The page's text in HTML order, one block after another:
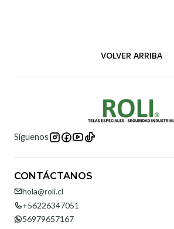
VOLVER ARRIBA
Síguenos
CONTÁCTANOS
hola@roli.cl
+56226347051
56979657167